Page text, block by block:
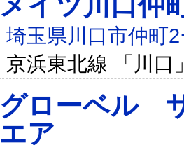
埼玉県川口市仲町
京浜東北線 「川口
グローベル
エア